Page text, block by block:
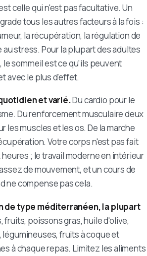
celle qui n'est pas facultative. Un
tous les autres facteurs à la fois :
la récupération, la régulation de
stress. Pour la plupart des adultes
le sommeil est ce qu'ils peuvent
avec le plus d'effet.
et varié.Du cardio pour le
Du renforcement musculaire deux
les muscles et les os. De la marche
Votre corps n'est pas fait
; le travail moderne en intérieur
de mouvement, et un cours de
ne compense pas cela.
de type méditerranéen, la plupart
fruits, poissons gras, huile d'olive,
fruits à coque et
à chaque repas. Limitez les aliments